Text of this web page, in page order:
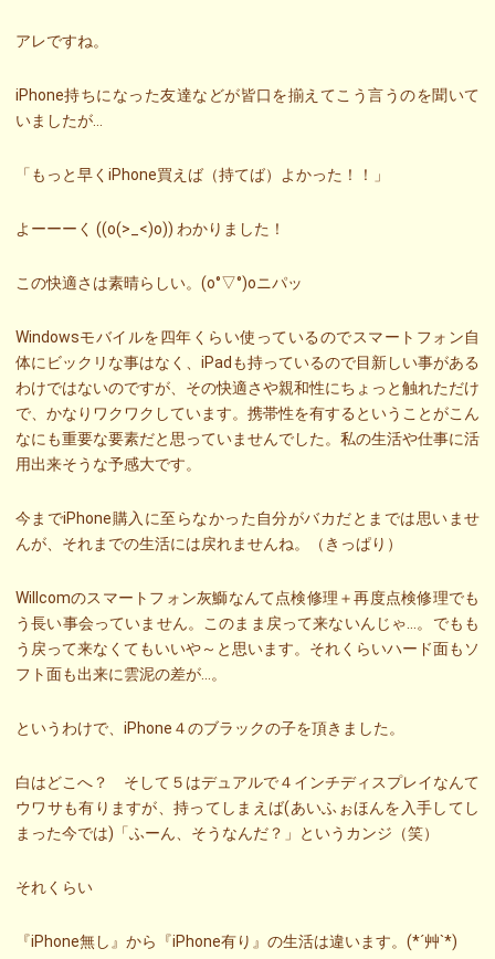
アレですね。
iPhone持ちになった友達などが皆口を揃えてこう言うのを聞いて
いましたが…
「もっと早くiPhone買えば（持てば）よかった！！」
よーーーく ((o(>_<)o)) わかりました！
この快適さは素晴らしい。(o°▽°)oニパッ
Windowsモバイルを四年くらい使っているのでスマートフォン自
体にビックリな事はなく、iPadも持っているので目新しい事がある
わけではないのですが、その快適さや親和性にちょっと触れただけ
で、かなりワクワクしています。携帯性を有するということがこん
なにも重要な要素だと思っていませんでした。私の生活や仕事に活
用出来そうな予感大です。
今までiPhone購入に至らなかった自分がバカだとまでは思いませ
んが、それまでの生活には戻れませんね。（きっぱり）
Willcomのスマートフォン灰鰤なんて点検修理＋再度点検修理でも
う長い事会っていません。このまま戻って来ないんじゃ…。でもも
う戻って来なくてもいいや～と思います。それくらいハード面もソ
フト面も出来に雲泥の差が…。
というわけで、iPhone４のブラックの子を頂きました。
白はどこへ？ そして５はデュアルで４インチディスプレイなんて
ウワサも有りますが、持ってしまえば(あいふぉほんを入手してし
まった今では)「ふーん、そうなんだ？」というカンジ（笑）
それくらい
『iPhone無し』から『iPhone有り』の生活は違います。(*´艸`*)